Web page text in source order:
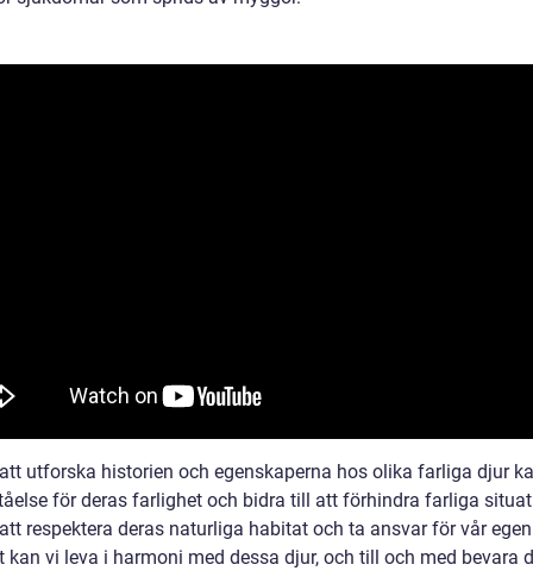
utforska historien och egenskaperna hos olika farliga djur
för deras farlighet och bidra till att förhindra farliga
respektera deras naturliga habitat och ta ansvar för vår egen
kan vi leva i harmoni med dessa djur, och till och med bevara